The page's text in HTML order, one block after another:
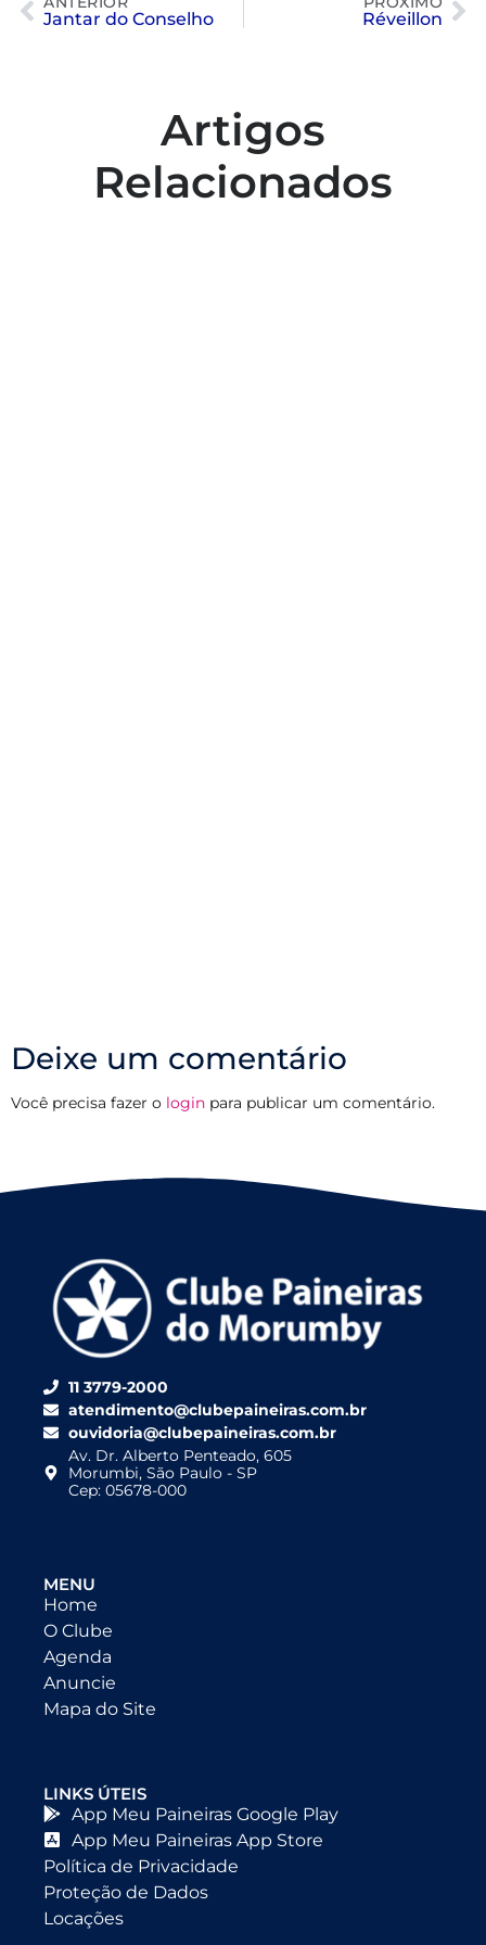
Jantar do Conselho Réveillon
Artigos
Relacionados
Deixe um comentário
Você precisa fazer o login para publicar um comentário.
11 3779-2000
atendimento@clubepaineiras.com.br
ouvidoria@clubepaineiras.com.br
Av. Dr. Alberto Penteado, 605
Morumbi, São Paulo - SP
Cep: 05678-000
MENU
Home
O Clube
Agenda
Anuncie
Mapa do Site
LINKS ÚTEIS
App Meu Paineiras Google Play
App Meu Paineiras App Store
Política de Privacidade
Proteção de Dados
Locações